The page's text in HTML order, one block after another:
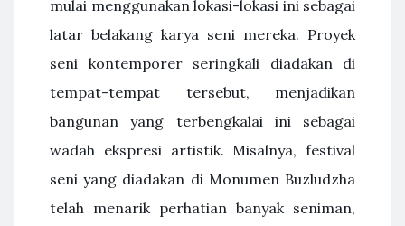
mulai menggunakan lokasi-lokasi ini sebagai
latar belakang karya seni mereka. Proyek
seni kontemporer seringkali diadakan di
tempat-tempat tersebut, menjadikan
bangunan yang terbengkalai ini sebagai
wadah ekspresi artistik. Misalnya, festival
seni yang diadakan di Monumen Buzludzha
telah menarik perhatian banyak seniman,